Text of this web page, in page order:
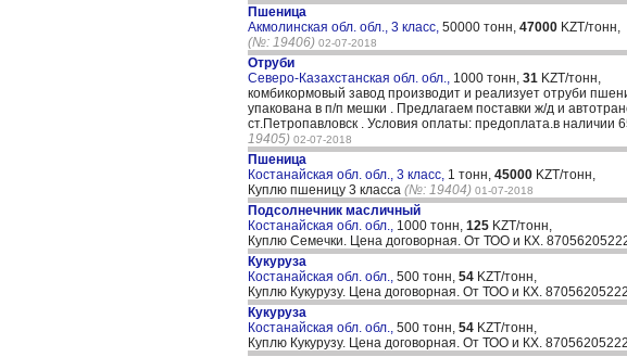
Пшеница
Акмолинская обл. обл., 3 класс, 50000 тонн, 47000 KZT/тонн,
(№: 19406) 02-07-2018
Отруби
Северо-Казахстанская обл. обл., 1000 тонн, 31 KZT/тонн,
комбикормовый завод производит и реализует отруби
упакована в п/п мешки . Предлагаем поставки ж/д и
ст.Петропавловск . Условия оплаты: предоплата.в наличии
19405) 02-07-2018
Пшеница
Костанайская обл. обл., 3 класс, 1 тонн, 45000 KZT/тонн,
Куплю пшеницу 3 класса (№: 19404) 01-07-2018
Подсолнечник масличный
Костанайская обл. обл., 1000 тонн, 125 KZT/тонн,
Куплю Семечки. Цена договорная. От ТОО и КХ.
Кукуруза
Костанайская обл. обл., 500 тонн, 54 KZT/тонн,
Куплю Кукурузу. Цена договорная. От ТОО и КХ. 87056205222
Кукуруза
Костанайская обл. обл., 500 тонн, 54 KZT/тонн,
Куплю Кукурузу. Цена договорная. От ТОО и КХ. 87056205222